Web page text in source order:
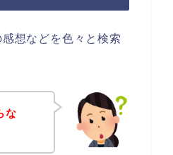
想などを色々と検索
な